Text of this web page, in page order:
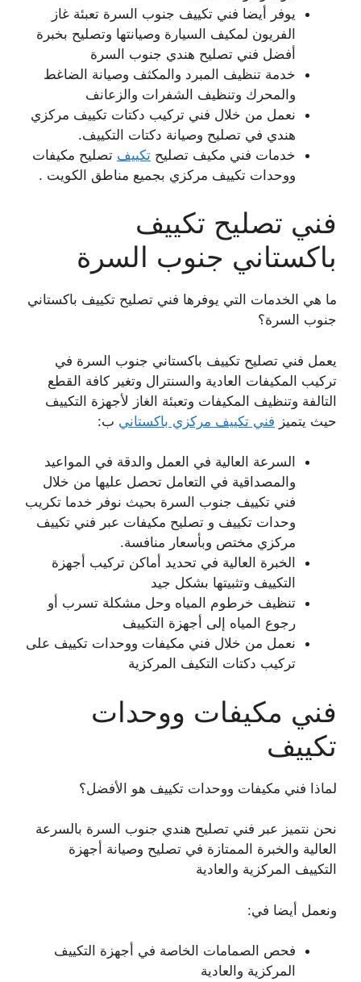
يوفر أيضا فني تكييف جنوب السرة تعبئة غاز
الفريون لمكيف السيارة وصيانتها وتصليح بخبرة
أفضل فني تصليح هندي جنوب السرة
خدمة تنظيف المبرد والمكثف وصيانة الضاغط
والمحرك وتنظيف الشفرات والزعانف
نعمل من خلال فني تركيب دكتات تكييف مركزي
هندي في تصليح وصيانة دكتات التكييف.
خدمات فني مكيف تصليح تكييف تصليح مكيفات
ووحدات تكييف مركزي بجميع مناطق الكويت .
فني تصليح تكييف
باكستاني جنوب السرة
ما هي الخدمات التي يوفرها فني تصليح تكييف باكستاني
جنوب السرة؟
يعمل فني تصليح تكييف باكستاني جنوب السرة في
تركيب المكيفات العادية والسنترال وتغير كافة القطع
التالفة وتنظيف المكيفات وتعبئة الغاز لأجهزة التكييف
حيث يتميز فني تكييف مركزي باكستاني ب:
السرعة العالية في العمل والدقة في المواعيد
والمصداقية في التعامل تحصل عليها من خلال
فني تكييف جنوب السرة بحيث نوفر خدما تكريب
وحدات تكييف و تصليح مكيفات عبر فني تكييف
مركزي مختص وبأسعار منافسة.
الخبرة العالية في تحديد أماكن تركيب أجهزة
التكييف وتثبيتها بشكل جيد
تنظيف خرطوم المياه وحل مشكلة تسرب أو
رجوع المياه إلى أجهزة التكييف
نعمل من خلال فني مكيفات ووحدات تكييف على
تركيب دكتات التكيف المركزية
فني مكيفات ووحدات
تكييف
لماذا فني مكيفات ووحدات تكييف هو الأفضل؟
نحن نتميز عبر فني تصليح هندي جنوب السرة بالسرعة
العالية والخبرة الممتازة في تصليح وصيانة أجهزة
التكييف المركزية والعادية
ونعمل أيضا في:
فحص الصمامات الخاصة في أجهزة التكييف
المركزية والعادية